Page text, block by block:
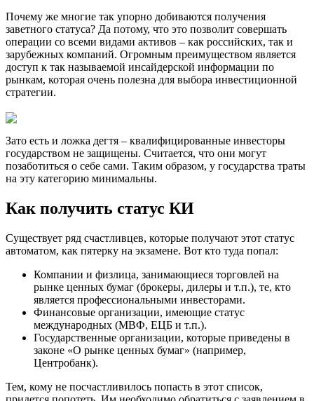
Почему же многие так упорно добиваются получения
заветного статуса? Да потому, что это позволит совершать
операции со всеми видами активов – как российских, так и
зарубежных компаний. Огромным преимуществом является
доступ к так называемой инсайдерской информации по
рынкам, которая очень полезна для выбора инвестиционной
стратегии.
Зато есть и ложка дегтя – квалифицированные инвесторы
государством не защищены. Считается, что они могут
позаботиться о себе сами. Таким образом, у государства траты
на эту категорию минимальны.
Как получить статус КИ
Существует ряд счастливцев, которые получают этот статус
автоматом, как пятерку на экзамене. Вот кто туда попал:
Компании и физлица, занимающиеся торговлей на
рынке ценных бумаг (брокеры, дилеры и т.п.), те, кто
является профессиональными инвесторами.
Финансовые организации, имеющие статус
международных (МВФ, ЕЦБ и т.п.).
Государственные организации, которые приведены в
законе «О рынке ценных бумаг» (например,
Центробанк).
Тем, кому не посчастливилось попасть в этот список,